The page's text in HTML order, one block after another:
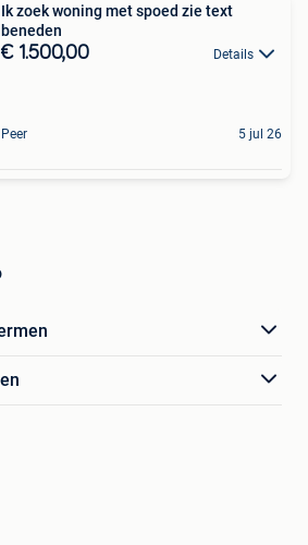
Ik zoek woning met spoed zie text
beneden
€ 1.500,00 Details
Peer 5 jul 26